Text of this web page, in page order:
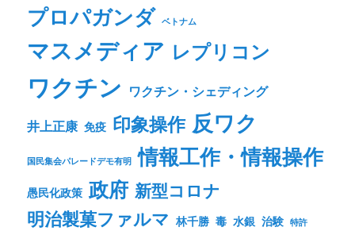
プロパガンダ ベトナム
マスメディア レプリコン
ワクチン ワクチン・シェディング
井上正康 免疫 印象操作 反ワク
国民集会パレードデモ有明 情報工作・情報操作
愚民化政策 政府 新型コロナ
明治製菓ファルマ 林千勝 毒 水銀 治験 特許